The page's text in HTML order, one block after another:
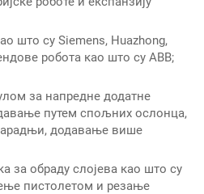
што су Siemens, Huazhong,
робота као што су ABB;
за напредне додатне
путем спољних ослонца,
додавање више
за обраду слојева као што су
пистолетом и резање